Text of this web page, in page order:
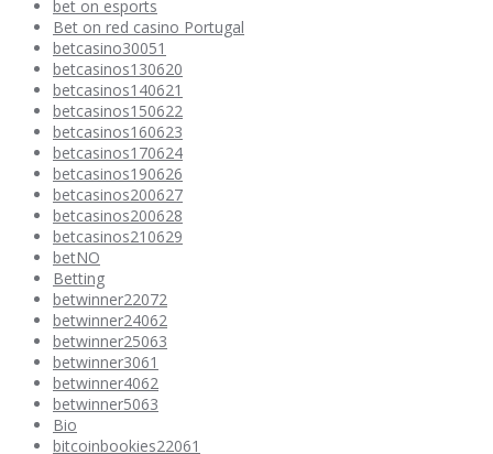
bet on esports
Bet on red casino Portugal
betcasino30051
betcasinos130620
betcasinos140621
betcasinos150622
betcasinos160623
betcasinos170624
betcasinos190626
betcasinos200627
betcasinos200628
betcasinos210629
betNO
Betting
betwinner22072
betwinner24062
betwinner25063
betwinner3061
betwinner4062
betwinner5063
Bio
bitcoinbookies22061